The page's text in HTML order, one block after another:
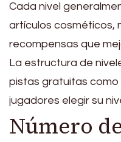
Cada nivel
artículos cosméticos,
recompensas que
La estructura de
pistas gratuitas como
jugadores elegir su
Número